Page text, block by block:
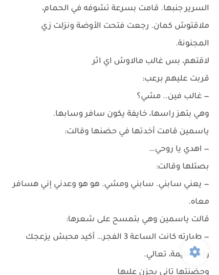
السرير جنبها. قامت بسرعة تشوفه في الحمام،
ملاقتوش كمان. رجعت فتحت الأوضة ونزلت زي
المجنونة.
لاقتهم، بس غالب مالاوش اي اثر
قربت عليهم برعب:
— غالب فين.. مشي؟
وهي بتهز راسها، خايفة يكون سافر وسابها.
ياسمين قامت أخدتها في حضنها وقالت:
— اهدي يا روحي…
بصتلها وقالت:
— يعني سابني. سابني ومشي. هو هو وعدني إني هسافر
معاه.
قالت ياسمين وهي بتمسح على شعرها:
— طيارته كانت الساعة 3 الفجر… أكيد محبش يزعجك
وإنتِ نايمة، تعالي.
وحضنتها تاني بحزن عليها